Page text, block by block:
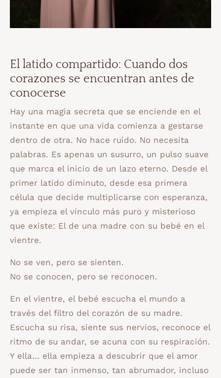
El latido compartido: Cuando dos
corazones se encuentran antes de
conocerse
Hay una magia secreta que se enciende en el
instante en que una vida comienza a gestarse
dentro de otra. No hace ruido. No necesita
palabras. Es apenas un susurro, un pulso suave
que marca el inicio de un lazo eterno. Desde el
primer latido diminuto, desde esa primera
célula que decide multiplicarse con esperanza,
ya empieza el vínculo más puro y misterioso
que existe: El de una madre con su bebé en el
vientre.
No se ven, pero se sienten.
No se conocen, pero se reconocen.
En el vientre, el bebé escucha el mundo a
través del filtro del corazón de su madre.
Escucha su risa, siente sus nervios, reconoce el
ritmo de su andar, se acuna con su respiración.
Y ella… ella empieza a descubrir que el amor
puede ser tan inmenso, tan abrumador, incluso